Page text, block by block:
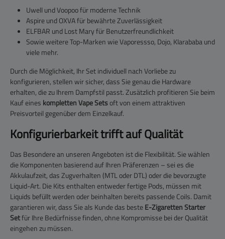
Uwell und Voopoo für moderne Technik
Aspire und OXVA für bewährte Zuverlässigkeit
ELFBAR und Lost Mary für Benutzerfreundlichkeit
Sowie weitere Top-Marken wie Vaporessso, Dojo, KIarababa und
viele mehr.
Durch die Möglichkeit, Ihr Set individuell nach Vorliebe zu
konfigurieren, stellen wir sicher, dass Sie genau die Hardware
erhalten, die zu Ihrem Dampfstil passt. Zusätzlich profitieren Sie beim
Kauf eines kompletten Vape Setsoft von einem attraktiven
Preisvorteil gegenüber dem Einzelkauf.
Konfigurierbarkeit trifft auf Qualität
Das Besondere an unseren Angeboten ist die Flexibilität. Sie wählen
die Komponenten basierend auf Ihren Präferenzen – sei es die
Akkulaufzeit, das Zugverhalten (MTL oder DTL) oder die bevorzugte
Liquid-Art. Die Kits enthalten entweder fertige Pods, müssen mit
Liquids befüllt werden oder beinhalten bereits passende Coils. Damit
garantieren wir, dass Sie als Kunde das besteE-Zigaretten Starter
Setfür Ihre Bedürfnisse finden, ohne Kompromisse bei der Qualität
eingehen zu müssen.